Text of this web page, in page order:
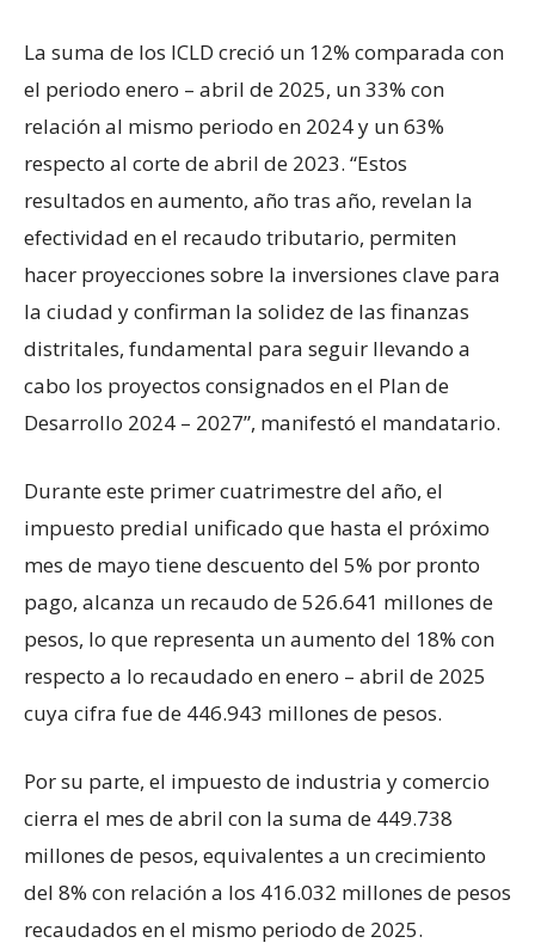
La suma de los ICLD creció un 12% comparada con
el periodo enero – abril de 2025, un 33% con
relación al mismo periodo en 2024 y un 63%
respecto al corte de abril de 2023. “Estos
resultados en aumento, año tras año, revelan la
efectividad en el recaudo tributario, permiten
hacer proyecciones sobre la inversiones clave para
la ciudad y confirman la solidez de las finanzas
distritales, fundamental para seguir llevando a
cabo los proyectos consignados en el Plan de
Desarrollo 2024 – 2027”, manifestó el mandatario.
Durante este primer cuatrimestre del año, el
impuesto predial unificado que hasta el próximo
mes de mayo tiene descuento del 5% por pronto
pago, alcanza un recaudo de 526.641 millones de
pesos, lo que representa un aumento del 18% con
respecto a lo recaudado en enero – abril de 2025
cuya cifra fue de 446.943 millones de pesos.
Por su parte, el impuesto de industria y comercio
cierra el mes de abril con la suma de 449.738
millones de pesos, equivalentes a un crecimiento
del 8% con relación a los 416.032 millones de pesos
recaudados en el mismo periodo de 2025.